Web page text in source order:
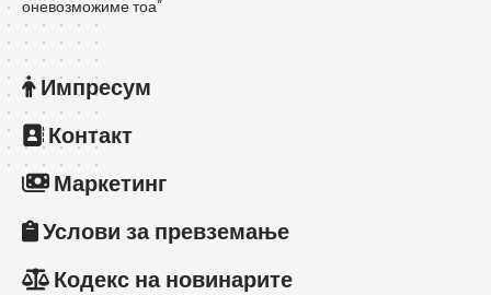
оневозможиме тоа”
Импресум
Контакт
Маркетинг
Услови за превземање
Кодекс на новинарите